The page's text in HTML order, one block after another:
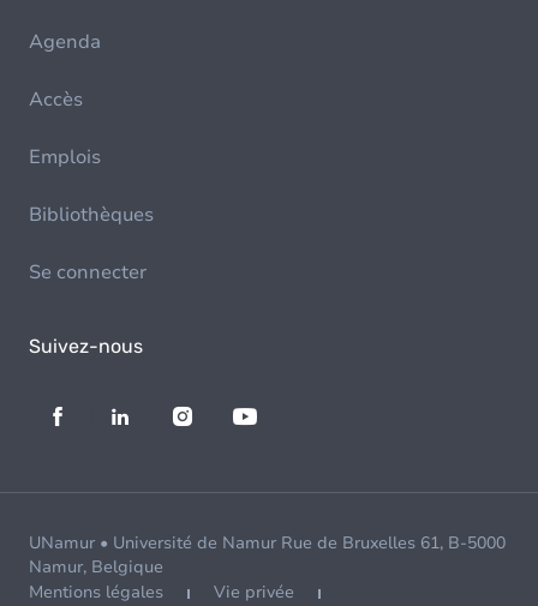
Agenda
Accès
Emplois
Bibliothèques
Se connecter
Suivez-nous
UNamur • Université de Namur Rue de Bruxelles 61, B-5000
Namur, Belgique
Mentions légales
Vie privée